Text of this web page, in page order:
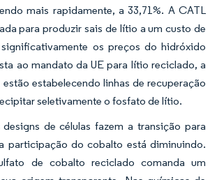
mais rapidamente, a 33,71%. A CATL
para produzir sais de lítio a um custo de
os preços do hidróxido
ao mandato da UE para lítio reciclado, a
estão estabelecendo linhas de recuperação
seletivamente o fosfato de lítio.
de células fazem a transição para
participação do cobalto está diminuindo.
de cobalto reciclado comanda um